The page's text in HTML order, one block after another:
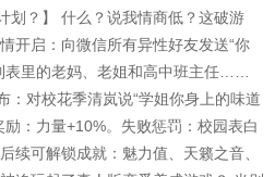
划？】 什么？说我情商低？这破游
开启：向微信所有异性好友发送“你
里的老妈、老姐和高中班主任……
对校花季清岚说“学姐你身上的味道
：力量+10%。失败惩罚：校园表白
续可解锁成就：魅力值、天籁之音、